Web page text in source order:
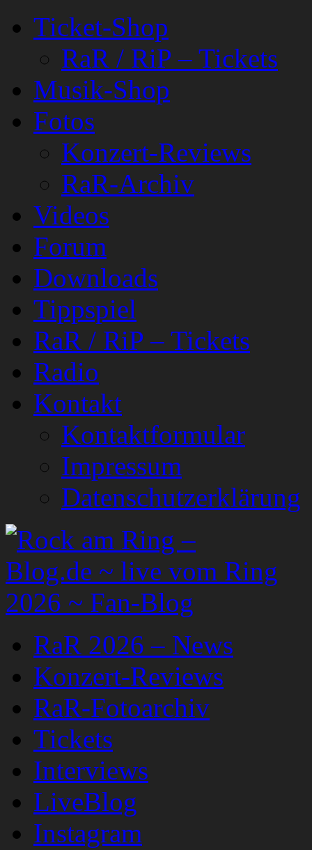
Ticket-Shop
RaR / RiP – Tickets
Musik-Shop
Fotos
Konzert-Reviews
RaR-Archiv
Videos
Forum
Downloads
Tippspiel
RaR / RiP – Tickets
Radio
Kontakt
Kontaktformular
Impressum
Datenschutzerklärung
RaR 2026 – News
Konzert-Reviews
RaR-Fotoarchiv
Tickets
Interviews
LiveBlog
Instagram